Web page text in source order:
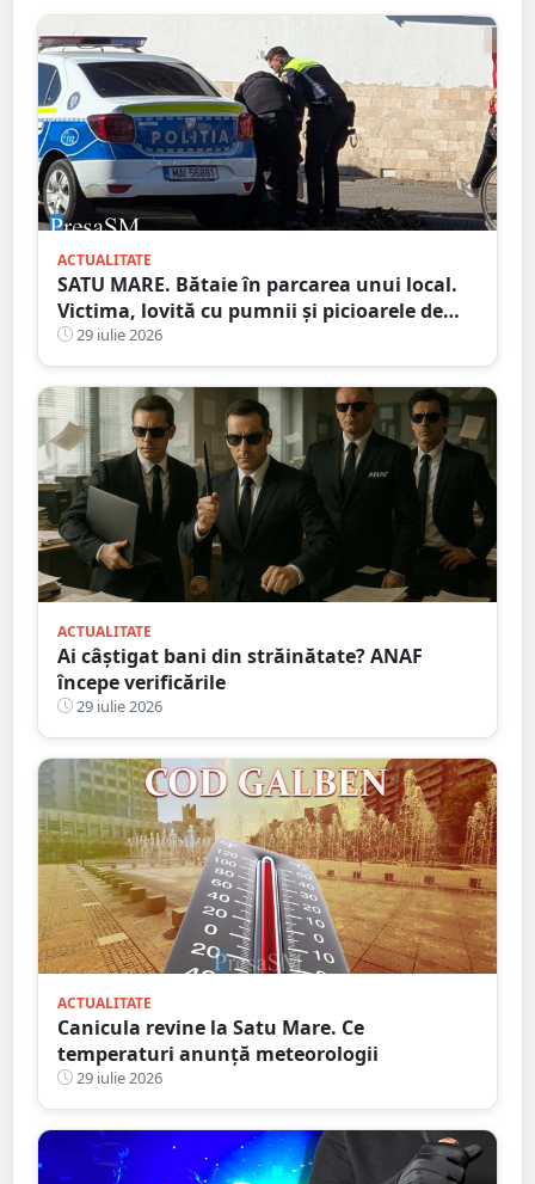
ACTUALITATE
SATU MARE. Bătaie în parcarea unui local.
Victima, lovită cu pumnii și picioarele de
trei agresori
29 iulie 2026
ACTUALITATE
Ai câștigat bani din străinătate? ANAF
începe verificările
29 iulie 2026
ACTUALITATE
Canicula revine la Satu Mare. Ce
temperaturi anunță meteorologii
29 iulie 2026